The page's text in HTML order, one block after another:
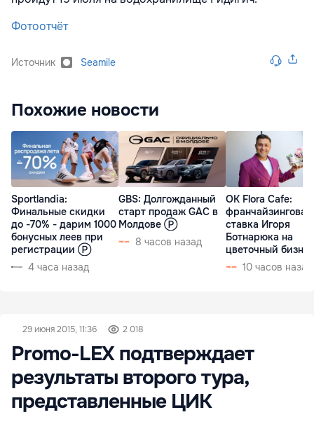
Фотоотчёт
Источник Seamile
Похожие новости
Sportlandia:
Финальные скидки
до -70% - дарим 1000
бонусных леев при
регистрации Ⓟ
4 часа назад
GBS: Долгожданный
старт продаж GAC в
Молдове Ⓟ
8 часов назад
OK Flora Cafe:
франчайзинговая
ставка Игоря
Ботнарюка на
цветочный
10 часов назад
29 июня 2015, 11:36 2 018
Promo-LEX подтверждает
результаты второго тура,
представленные ЦИК